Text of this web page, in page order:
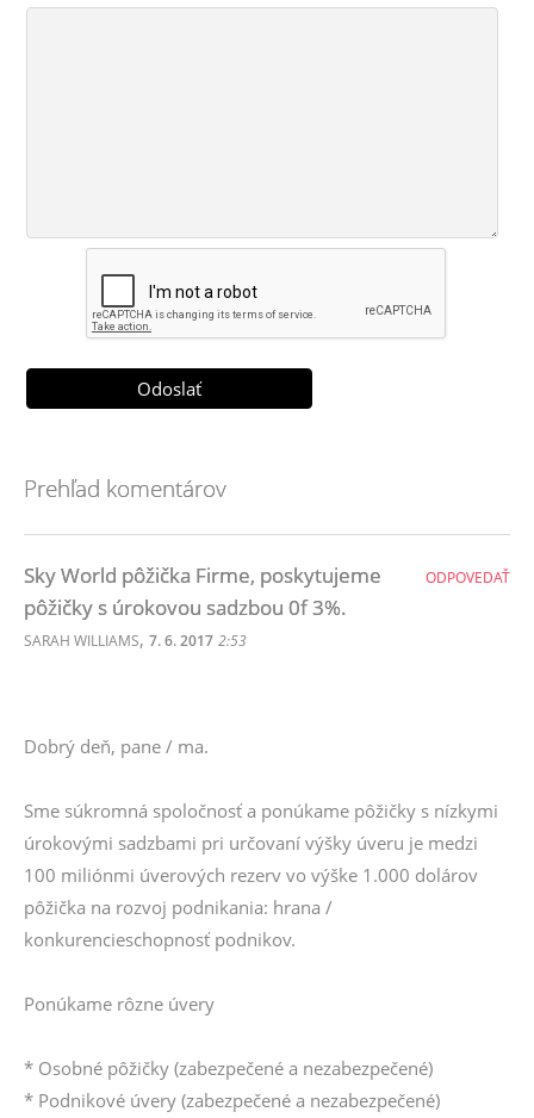
Prehľad komentárov
Sky World pôžička Firme, poskytujeme
pôžičky s úrokovou sadzbou 0f 3%.
SARAH WILLIAMS, 7. 6. 2017 2:53
Dobrý deň, pane / ma.
Sme súkromná spoločnosť a ponúkame pôžičky s nízkymi
úrokovými sadzbami pri určovaní výšky úveru je medzi
100 miliónmi úverových rezerv vo výške 1.000 dolárov
pôžička na rozvoj podnikania: hrana /
konkurencieschopnosť podnikov.
Ponúkame rôzne úvery
* Osobné pôžičky (zabezpečené a nezabezpečené)
* Podnikové úvery (zabezpečené a nezabezpečené)
ODPOVEDAŤ